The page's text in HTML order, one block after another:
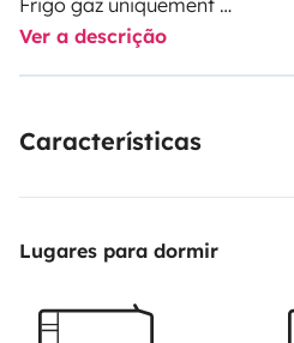
Frigo gaz uniquement
Chauffage type Webasto
électriques
renseignements
Ver a descrição
Características
Lugares para dormir